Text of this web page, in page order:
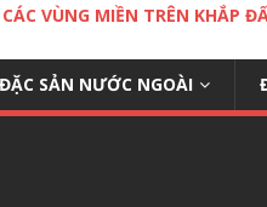
VÙNG MIỀN TRÊN KHẮP
ĐẶC SẢN NƯỚC NGOÀI